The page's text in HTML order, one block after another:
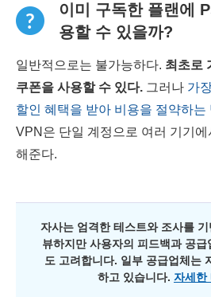
이미 구독한 플랜에
용할 수 있을까?
일반적으로는 불가능하다. 최초로
쿠폰을 사용할 수 있다. 그러나 가
할인 혜택을 받아 비용을 절약하는
VPN은 단일 계정으로 여러 기기에
해준다.
자사는 엄격한 테스트와 조사를
뷰하지만 사용자의 피드백과 공급
도 고려합니다. 일부 공급업체는
하고 있습니다. 자세한